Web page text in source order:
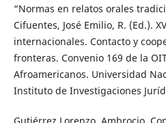
“Normas en relatos orales
Cifuentes, José Emilio, R. (Ed.).
internacionales. Contacto y
fronteras. Convenio 169 de la
Afroamericanos. Universidad
Instituto de Investigaciones